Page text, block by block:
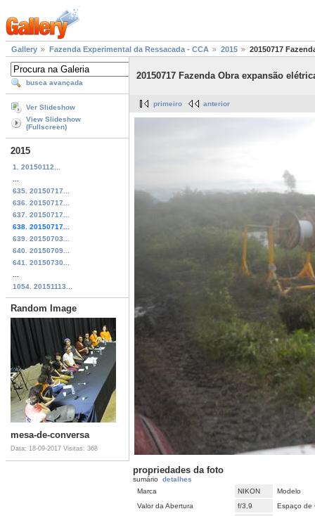
Gallery Fazenda Experimental da Ressacada - CCA 2015 20150717
busca avançada
Ver Slideshow
View Slideshow
(Fullscreen)
2015
1. 20150112...
635. 20150717...
636. 20150717...
637. 20150717...
638. 20150717...
639. 20150703...
640. 20150709...
641. 20150730...
1054. 20151113...
Random Image
mesa-de-conversa
Data: 18-09-2017 Visitas: 368
20150717 Fazenda Obra expansão
primeiro anterior
propriedades da foto
sumário detalhes
Marca
NIKON
Modelo
Valor da Abertura
f/3,9
Espaço de